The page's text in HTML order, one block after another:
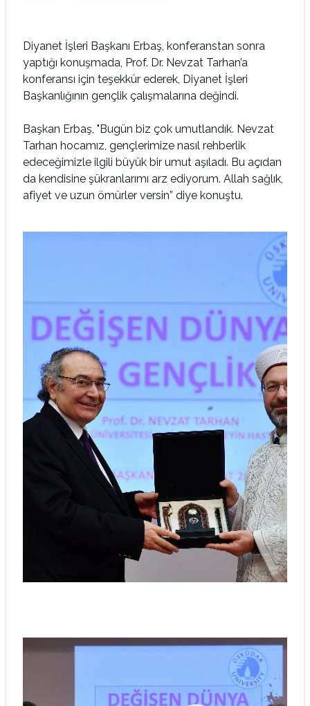
Diyanet İşleri Başkanı Erbaş, konferanstan sonra
yaptığı konuşmada, Prof. Dr. Nevzat Tarhan’a
konferansı için teşekkür ederek, Diyanet İşleri
Başkanlığının gençlik çalışmalarına değindi.
Başkan Erbaş, "Bugün biz çok umutlandık. Nevzat
Tarhan hocamız, gençlerimize nasıl rehberlik
edeceğimizle ilgili büyük bir umut aşıladı. Bu açıdan
da kendisine şükranlarımı arz ediyorum. Allah sağlık,
afiyet ve uzun ömürler versin” diye konuştu.